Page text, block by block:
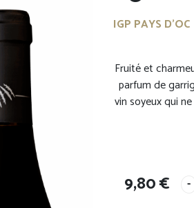
IGP PAYS D'OC
Fruité et
parfum de
vin soyeux qui
9,80€